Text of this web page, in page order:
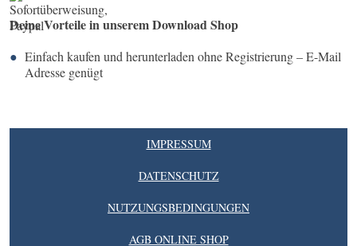
Deine Vorteile in unserem Download Shop
Einfach kaufen und herunterladen ohne Registrierung – E-Mail
Adresse genügt
IMPRESSUM
DATENSCHUTZ
NUTZUNGSBEDINGUNGEN
AGB ONLINE SHOP